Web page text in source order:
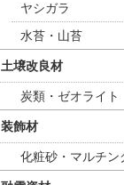
ヤシガラ
水苔・山苔
土壌改良材
炭類・ゼオライト
装飾材
化粧砂・マルチン